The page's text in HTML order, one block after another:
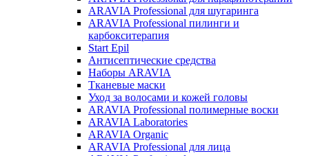
ARAVIA Professional для шугаринга
ARAVIA Professional пилинги и
карбокситерапия
Start Epil
Антисептические средства
Наборы ARAVIA
Тканевые маски
Уход за волосами и кожей головы
ARAVIA Professional полимерные воски
ARAVIA Laboratories
ARAVIA Organic
ARAVIA Professional для лица